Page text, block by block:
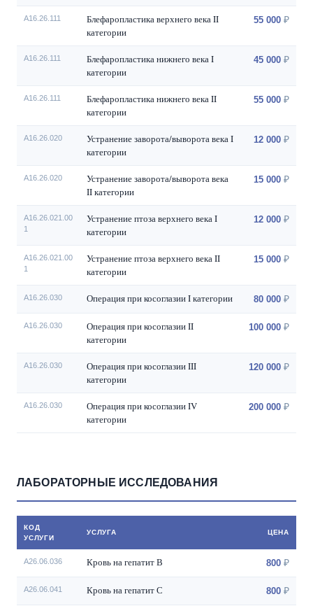
A16.26.111
Блефаропластика верхнего века II
категории
55 000
A16.26.111
Блефаропластика нижнего века I
категории
45 000
A16.26.111
Блефаропластика нижнего века II
категории
55 000
A16.26.020
Устранение заворота/выворота века I
категории
12 000
A16.26.020
Устранение заворота/выворота века
II категории
15 000
A16.26.021.00
1
Устранение птоза верхнего века I
категории
12 000
A16.26.021.00
1
Устранение птоза верхнего века II
категории
15 000
А16.26.030 Операция при косоглазии I категории 80 000
А16.26.030
Операция при косоглазии II
категории
100 000
А16.26.030
Операция при косоглазии III
категории
120 000
А16.26.030
Операция при косоглазии IV
категории
200 000
ЛАБОРАТОРНЫЕ ИССЛЕДОВАНИЯ
КОД
УСЛУГИ
УСЛУГА ЦЕНА
A26.06.036 Кровь на гепатит В 800
A26.06.041 Кровь на гепатит С 800